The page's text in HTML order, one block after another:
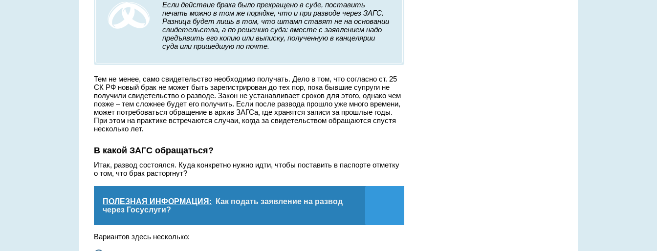
Если действие брака было прекращено в суде, поставить
печать можно в том же порядке, что и при разводе через ЗАГС.
Разница будет лишь в том, что штамп ставят не на основании
свидетельства, а по решению суда: вместе с заявлением надо
предъявить его копию или выписку, полученную в канцелярии
суда или пришедшую по почте.
Тем не менее, само свидетельство необходимо получать. Дело в том, что согласно ст. 25
СК РФ новый брак не может быть зарегистрирован до тех пор, пока бывшие супруги не
получили свидетельство о разводе. Закон не устанавливает сроков для этого, однако чем
позже – тем сложнее будет его получить. Если после развода прошло уже много времени,
может потребоваться обращение в архив ЗАГСа, где хранятся записи за прошлые годы.
При этом на практике встречаются случаи, когда за свидетельством обращаются спустя
несколько лет.
В какой ЗАГС обращаться?
Итак, развод состоялся. Куда конкретно нужно идти, чтобы поставить в паспорте отметку
о том, что брак расторгнут?
ПОЛЕЗНАЯ ИНФОРМАЦИЯ:
Как подать заявление на развод
через Госуслуги?
Вариантов здесь несколько: